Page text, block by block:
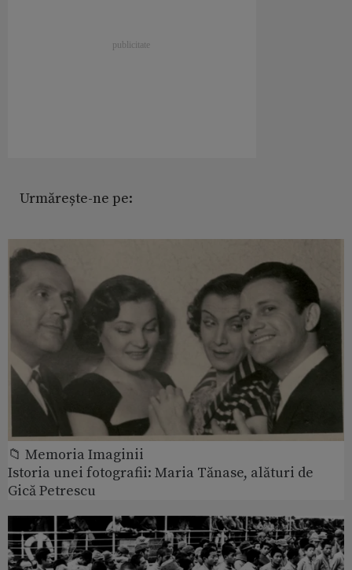
Urmărește-ne pe:
📁 Memoria Imaginii
Istoria unei fotografii: Maria Tănase, alături de
Gică Petrescu